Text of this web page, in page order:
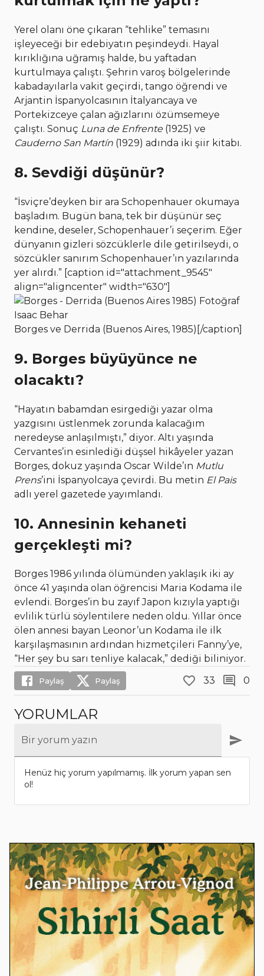
Yerel olanı öne çıkaran “tehlike” temasını
işleyeceği bir edebiyatın peşindeydi. Hayal
kırıklığına uğramış halde, bu yaftadan
kurtulmaya çalıştı. Şehrin varoş bölgelerinde
kabadayılarla vakit geçirdi, tango öğrendi ve
Arjantin İspanyolcasının İtalyancaya ve
Portekizceye çalan ağızlarını özümsemeye
çalıştı. Sonuç Luna de Enfrente(1925) ve
Cauderno San Martín (1929) adında iki şiir kitabı.
8. Sevdiği düşünür?
“İsviçre’deyken bir ara Schopenhauer okumaya
başladım. Bugün bana, tek bir düşünür seç
kendine, deseler, Schopenhauer’i seçerim. Eğer
dünyanın gizleri sözcüklerle dile getirilseydi, o
sözcükler sanırım Schopenhauer’ın yazılarında
yer alırdı.” [caption id="attachment_9545"
align="aligncenter" width="630"]
Borges ve Derrida (Buenos Aires, 1985)[/caption]
9. Borges büyüyünce ne
olacaktı?
“Hayatın babamdan esirgediği yazar olma
yazgısını üstlenmek zorunda kalacağım
neredeyse anlaşılmıştı,” diyor. Altı yaşında
Cervantes’in esinlediği düşsel hikâyeler yazan
Borges, dokuz yaşında Oscar Wilde’ın Mutlu
Prens’ini İspanyolcaya çevirdi. Bu metin El Pais
adlı yerel gazetede yayımlandı.
10. Annesinin kehaneti
gerçekleşti mi?
Borges 1986 yılında ölümünden yaklaşık iki ay
önce 41 yaşında olan öğrencisi Maria Kodama ile
evlendi. Borges’in bu zayıf Japon kızıyla yaptığı
evlilik türlü söylentilere neden oldu. Yıllar önce
ölen annesi bayan Leonor’un Kodama ile ilk
karşılaşmasının ardından hizmetçileri Fanny’ye,
“Her şey bu sarı tenliye kalacak,” dediği biliniyor.
Paylaş Paylaş 33 0
YORUMLAR
Bir yorum yazın
Henüz hiç yorum yapılmamış. İlk yorum yapan sen
ol!